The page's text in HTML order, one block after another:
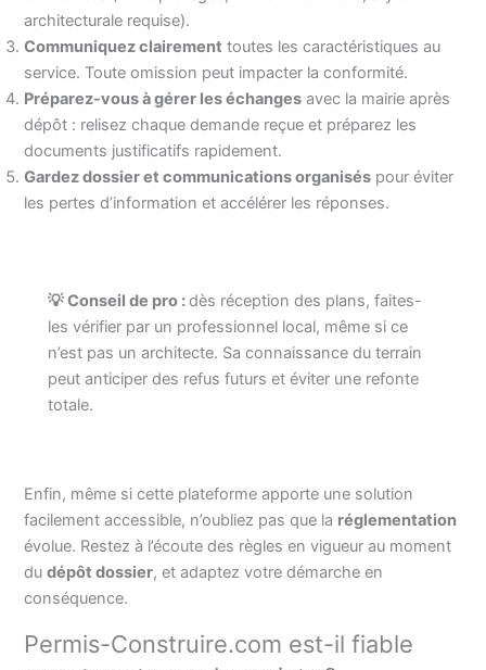
architecturale requise).
Communiquez clairement toutes les caractéristiques au
service. Toute omission peut impacter la conformité.
Préparez-vous à gérer les échanges avec la mairie après
dépôt : relisez chaque demande reçue et préparez les
documents justificatifs rapidement.
Gardez dossier et communications organisés pour éviter
les pertes d’information et accélérer les réponses.
💡 Conseil de pro :dès réception des plans, faites-
les vérifier par un professionnel local, même si ce
n’est pas un architecte. Sa connaissance du terrain
peut anticiper des refus futurs et éviter une refonte
totale.
Enfin, même si cette plateforme apporte une solution
facilement accessible, n’oubliez pas que la réglementation
évolue. Restez à l’écoute des règles en vigueur au moment
dudépôt dossier, et adaptez votre démarche en
conséquence.
Permis-Construire.com est-il fiable